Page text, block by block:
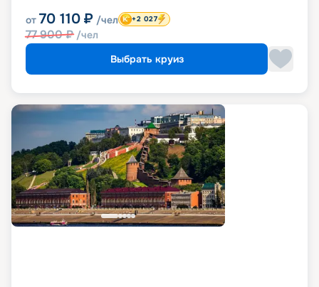
от 70 110 ₽ /чел
77 900₽ /чел
+2 027
Выбрать круиз